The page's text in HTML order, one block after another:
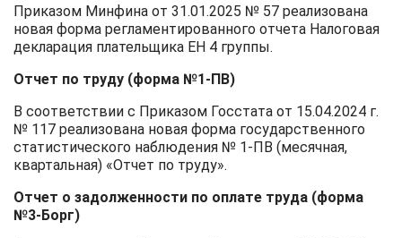
Приказом Минфина от 31.01.2025 № 57 реализована
новая форма регламентированного отчета Налоговая
декларация плательщика ЕН 4 группы.
Отчет по труду (форма №1-ПВ)
В соответствии с Приказом Госстата от 15.04.2024 г.
№ 117 реализована новая форма государственного
статистического наблюдения № 1-ПВ (месячная,
квартальная) «Отчет по труду».
Отчет о задолженности по оплате труда (форма
№3-Борг)